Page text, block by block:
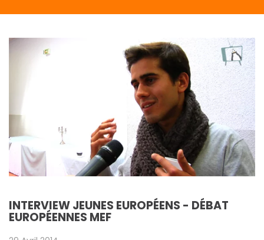
INTERVIEW JEUNES EUROPÉENS - DÉBAT
EUROPÉENNES MEF